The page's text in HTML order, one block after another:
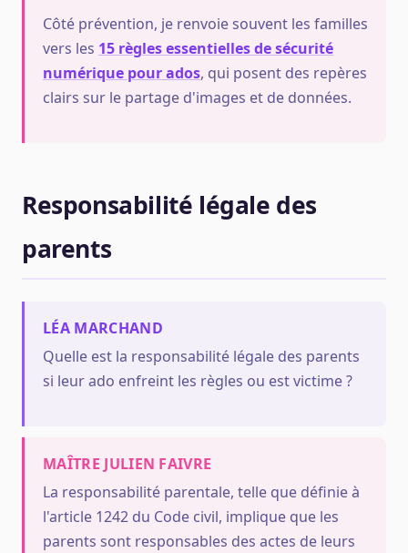
Côté prévention, je renvoie souvent les familles
vers les 15 règles essentielles de sécurité
numérique pour ados, qui posent des repères
clairs sur le partage d'images et de données.
Responsabilité légale des
parents
LÉA MARCHAND
Quelle est la responsabilité légale des parents
si leur ado enfreint les règles ou est victime ?
MAÎTRE JULIEN FAIVRE
La responsabilité parentale, telle que définie à
l'article 1242 du Code civil, implique que les
parents sont responsables des actes de leurs